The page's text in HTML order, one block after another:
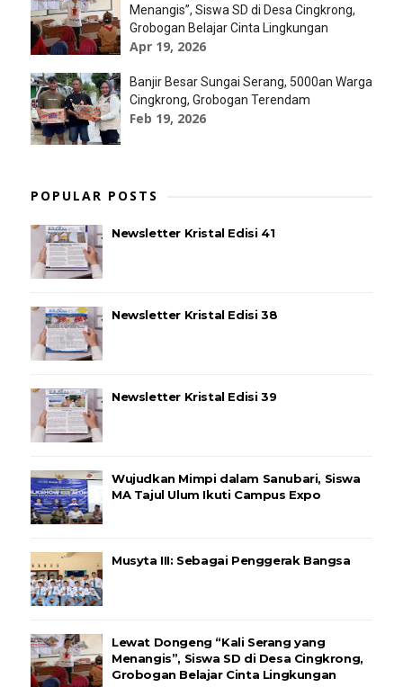
Menangis”, Siswa SD di Desa Cingkrong,
Grobogan Belajar Cinta Lingkungan
Apr 19, 2026
Banjir Besar Sungai Serang, 5000an Warga
Cingkrong, Grobogan Terendam
Feb 19, 2026
POPULAR POSTS
Newsletter Kristal Edisi 41
Newsletter Kristal Edisi 38
Newsletter Kristal Edisi 39
Wujudkan Mimpi dalam Sanubari, Siswa
MA Tajul Ulum Ikuti Campus Expo
Musyta III: Sebagai Penggerak Bangsa
Lewat Dongeng “Kali Serang yang
Menangis”, Siswa SD di Desa Cingkrong,
Grobogan Belajar Cinta Lingkungan